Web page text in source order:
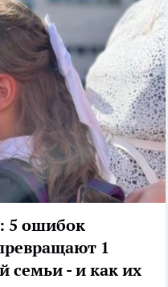
5 ошибок
1
семьи - и как их